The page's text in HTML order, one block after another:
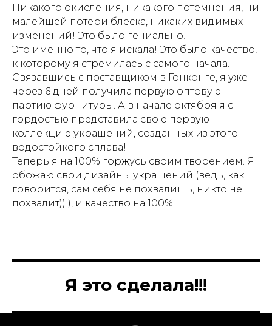
Никакого окисления, никакого потемнения, ни
малейшей потери блеска, никаких видимых
изменений! Это было гениально!
Это именно то, что я искала! Это было качество,
к которому я стремилась с самого начала.
Связавшись с поставщиком в Гонконге, я уже
через 6 дней получила первую оптовую
партию фурнитуры. А в начале октября я с
гордостью представила свою первую
коллекцию украшений, созданных из этого
водостойкого сплава!
Теперь я на 100% горжусь своим творением. Я
обожаю свои дизайны украшений (ведь, как
говорится, сам себя не похвалишь, никто не
похвалит)) ), и качество на 100%.
Я это сделала!!!